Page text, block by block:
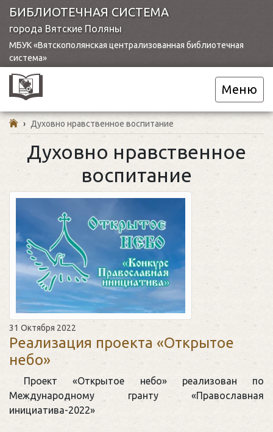
БИБЛИОТЕЧНАЯ СИСТЕМА
города Вятские Поляны
МБУК «Вятскополянская централизованная библиотечная
система»
Меню
› Духовно нравственное воспитание
Духовно нравственное
воспитание
31 Октября 2022
Реализация проекта «Открытое
небо»
Проект «Открытое небо» реализован по
Международному гранту «Православная
инициатива-2022»